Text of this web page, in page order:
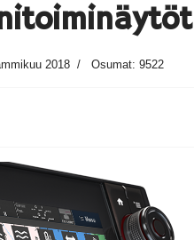
2018 Osumat: 9522